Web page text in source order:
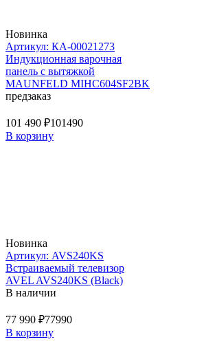
Новинка
Артикул: КА-00021273
Индукционная варочная
панель с вытяжкой
MAUNFELD MIHC604SF2BK
предзаказ
101 490 ₽101490
В корзину
Новинка
Артикул: AVS240KS
Встраиваемый телевизор
AVEL AVS240KS (Black)
В наличии
77 990 ₽77990
В корзину